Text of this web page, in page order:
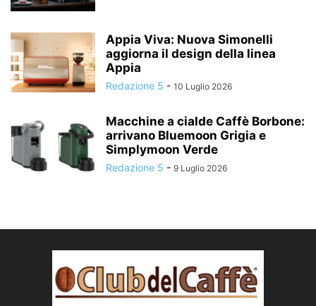
Appia Viva: Nuova Simonelli
aggiorna il design della linea
Appia
Redazione 5 - 10 Luglio 2026
Macchine a cialde Caffè Borbone:
arrivano Bluemoon Grigia e
Simplymoon Verde
Redazione 5 - 9 Luglio 2026